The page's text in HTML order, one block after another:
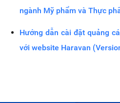
ngành Mỹ phẩm và Thực
Hướng dẫn cài đặt quảng
với website Haravan